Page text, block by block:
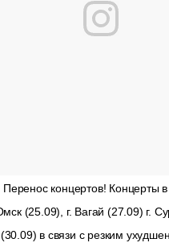
концертов! Концерты в
(25.09), г. Вагай (27.09) г.
в связи с резким